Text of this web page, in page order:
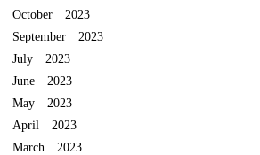
October 2023
September 2023
July 2023
June 2023
May 2023
April 2023
March 2023